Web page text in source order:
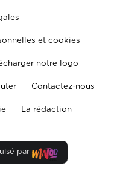
et cookies
notre logo
Contactez-nous
La rédaction
par